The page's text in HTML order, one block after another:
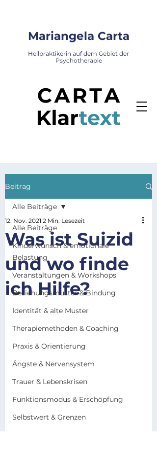
Mariangela Carta
Heilpraktikerin auf dem Gebiet der
Psychotherapie
Beitrag
Alle Beiträge
Kinderwunsch & emotionale
Belastung
Veranstaltungen & Workshops
Beziehungsmuster & Bindung
Identität & alte Muster
Therapiemethoden & Coaching
Praxis & Orientierung
Ängste & Nervensystem
Trauer & Lebenskrisen
Funktionsmodus & Erschöpfung
Selbstwert & Grenzen
Alle Beiträge
Was ist Suizid
und wo finde
ich Hilfe?
12. Nov. 2021 2 Min. Lesezeit